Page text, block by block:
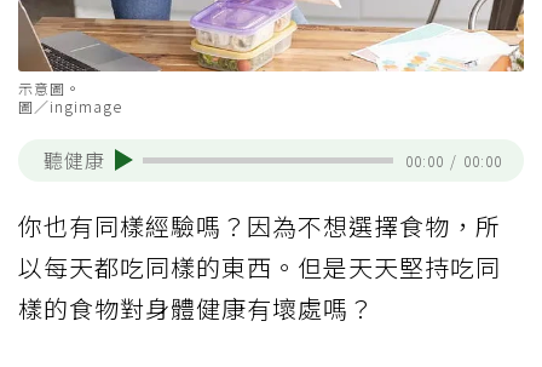
示意圖。
圖／ingimage
聽健康 00:00 / 00:00
你也有同樣經驗嗎？因為不想選擇食物，所
以每天都吃同樣的東西。但是天天堅持吃同
樣的食物對身體健康有壞處嗎？